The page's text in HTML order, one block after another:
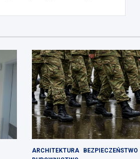
ARCHITEKTURA
BEZPIECZEŃSTWO